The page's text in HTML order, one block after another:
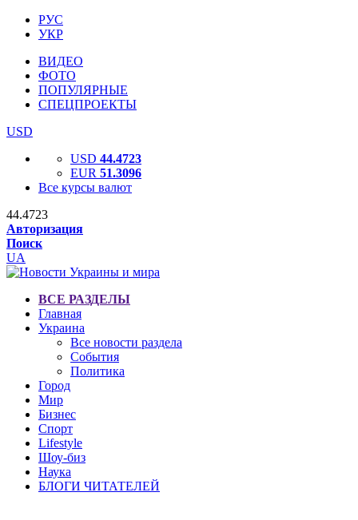
РУС
УКР
ВИДЕО
ФОТО
ПОПУЛЯРНЫЕ
СПЕЦПРОЕКТЫ
USD
USD 44.4723
EUR 51.3096
Все курсы валют
44.4723
Авторизация
Поиск
UA
ВСЕ РАЗДЕЛЫ
Главная
Украина
Все новости раздела
События
Политика
Город
Мир
Бизнес
Спорт
Lifestyle
Шоу-биз
Наука
БЛОГИ ЧИТАТЕЛЕЙ